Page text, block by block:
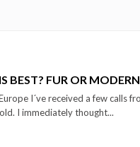
BEST? FUR OR
I´ve received a few calls
I immediately thought...